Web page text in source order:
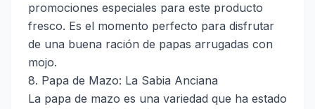
promociones especiales para este producto
fresco. Es el momento perfecto para disfrutar
de una buena ración de papas arrugadas con
mojo.
8. Papa de Mazo: La Sabia Anciana
La papa de mazo es una variedad que ha estado